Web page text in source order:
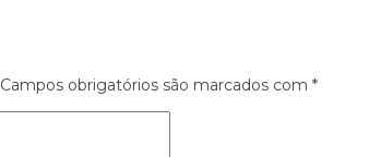
Campos obrigatórios são marcados com *